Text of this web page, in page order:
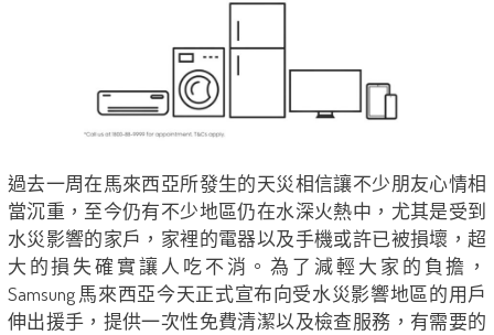
過去一周在馬來西亞所發生的天災相信讓不少朋友心情相
當沉重，至今仍有不少地區仍在水深火熱中，尤其是受到
水災影響的家戶，家裡的電器以及手機或許已被損壞，超
大的損失確實讓人吃不消。為了減輕大家的負擔，
Samsung 馬來西亞今天正式宣布向受水災影響地區的用戶
伸出援手，提供一次性免費清潔以及檢查服務，有需要的